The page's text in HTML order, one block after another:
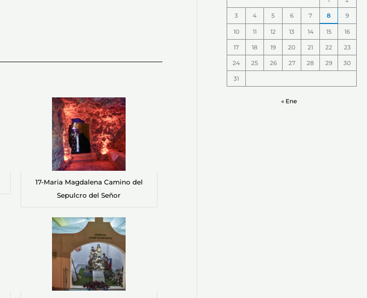
17-Maria Magdalena Camino del
Sepulcro del Señor
3 4 5 6 7 8 9
10 11 12 13 14 15 16
17 18 19 20 21 22 23
24 25 26 27 28 29 30
31
« Ene